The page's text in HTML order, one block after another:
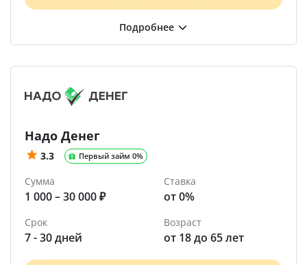
Надо Денег
3.3 Первый займ 0%
Сумма
1 000 – 30 000 ₽
Ставка
от 0%
Срок
7 - 30 дней
Возраст
от 18 до 65 лет